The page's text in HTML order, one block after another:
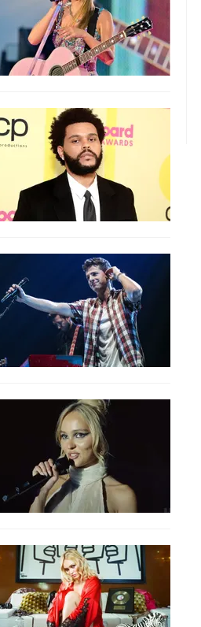
Thị trường
Tư vấn